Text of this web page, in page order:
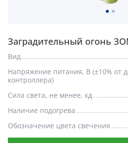
Заградительный огонь
Вид
Напряжение питания, В (±10% от
контроллера)
Сила света, не менее, кд
Наличие подогрева
Обозначение цвета свечения